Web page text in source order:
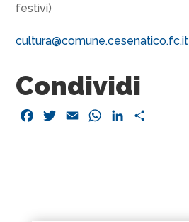
festivi)
cultura@comune.cesenatico.fc.it
Condividi
Facebook
TwitterEmail WhatsApp
LinkedIn